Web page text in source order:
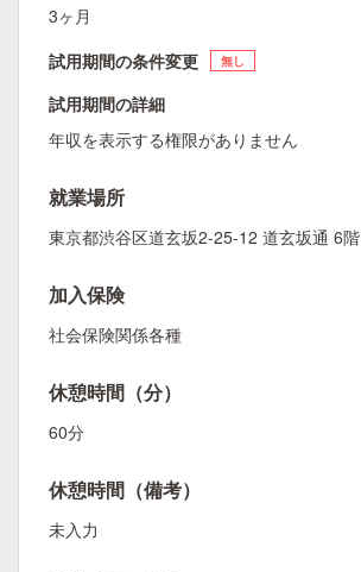
3ヶ月
試用期間の条件変更
無し
試用期間の詳細
年収を表示する権限がありません
就業場所
東京都渋谷区道玄坂2-25-12 道玄坂通 6階
加入保険
社会保険関係各種
休憩時間（分）
60分
休憩時間（備考）
未入力